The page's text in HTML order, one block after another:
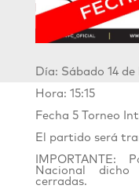
Día: Sábado 14
Hora: 15:15
Fecha 5 Torneo
El partido será
IMPORTANTE:
Nacional
cerradas.